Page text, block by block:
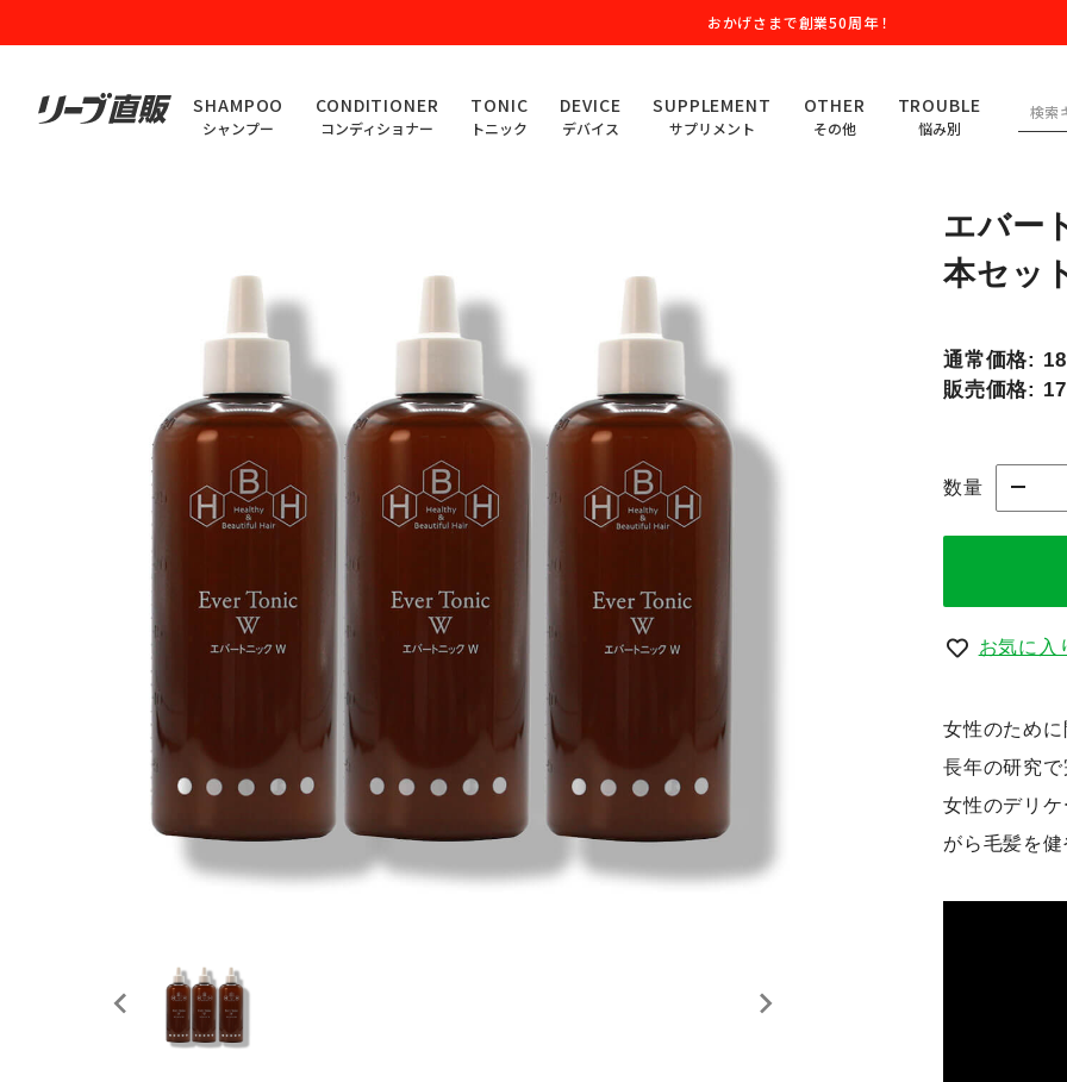
おかげさまで創業50周年！
SHAMPOO
シャンプー
CONDITIONER
コンディショナー
TONIC
トニック
DEVICE
デバイス
SUPPLEMENT
サプリメント
OTHER
その他
TROUBLE
悩み別
エバー
本セッ
通常価格:
販売価格:
数量
お気に入
女性のため
長年の研究
女性のデリ
がら毛髪を